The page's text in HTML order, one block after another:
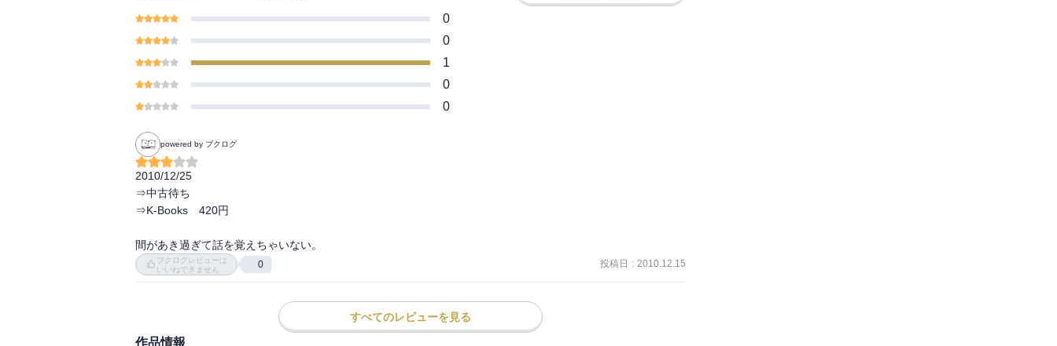
0
0
1
0
0
powered by ブクログ
2010/12/25
⇒中古待ち
⇒K-Books　420円
間があき過ぎて話を覚えちゃいない。
ブクログレビューは
いいねできません
0 投稿日 : 2010.12.15
すべてのレビューを見る
作品情報